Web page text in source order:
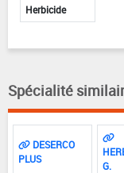
Herbicide
Spécialité
DESERCO
PLUS
G.